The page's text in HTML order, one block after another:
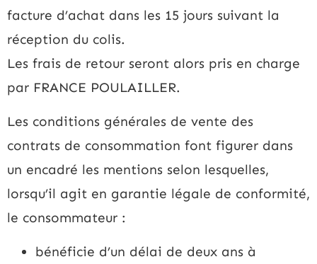
facture d’achat dans les 15 jours suivant la
réception du colis.
Les frais de retour seront alors pris en charge
par FRANCE POULAILLER.
Les conditions générales de vente des
contrats de consommation font figurer dans
un encadré les mentions selon lesquelles,
lorsqu’il agit en garantie légale de conformité,
le consommateur :
bénéficie d’un délai de deux ans à